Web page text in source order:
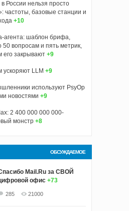
России нельзя просто
частоты, базовые станции и
+10
агента: шаблон брифа,
50 вопросам и пять метрик,
его закрывают +9
ускоряют LLM +9
используют PsyOp
новостями +9
2 400 000 000 000-
монстр +8
ОБСУЖДАЕМОЕ
Mail.Ru за СВОЙ
офис +73
285 21000